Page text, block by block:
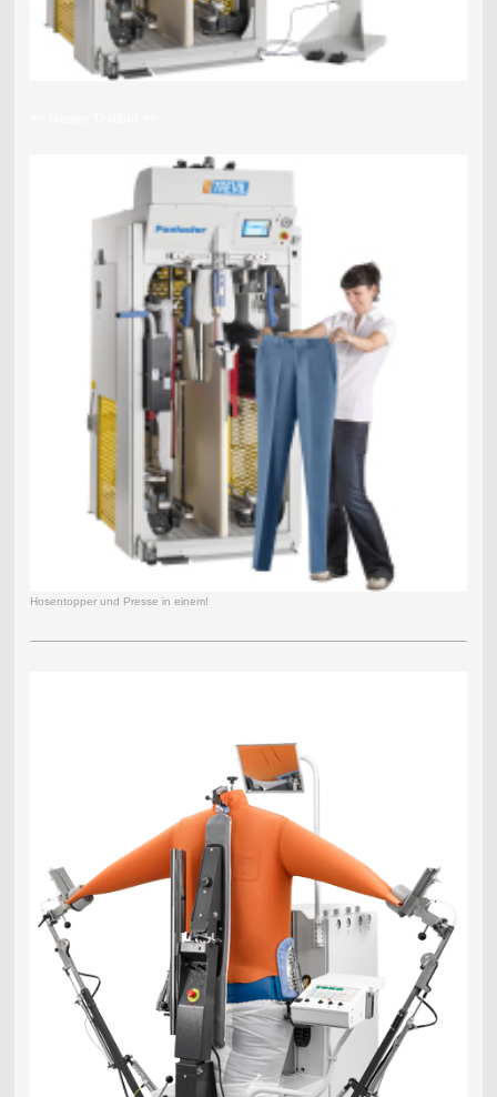
Hosentopper und Presse in einem!